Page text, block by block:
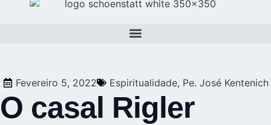
Fevereiro 5, 2022 Espiritualidade, Pe. José Kentenich
O casal Rigler